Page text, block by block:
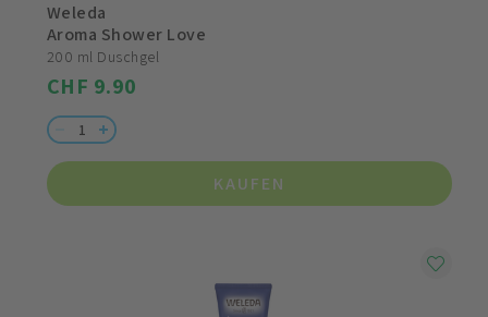
Weleda
Aroma Shower Love
200 ml Duschgel
CHF 9.90
KAUFEN